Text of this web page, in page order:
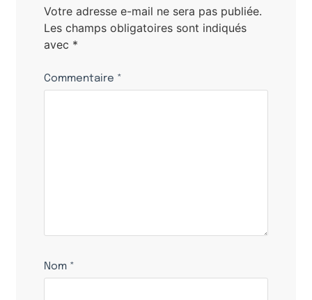
Votre adresse e-mail ne sera pas publiée.
Les champs obligatoires sont indiqués
avec *
Commentaire *
Nom *